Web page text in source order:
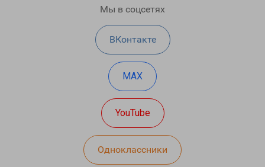
Мы в соцсетях
ВКонтакте
MAX
YouTube
Одноклассники